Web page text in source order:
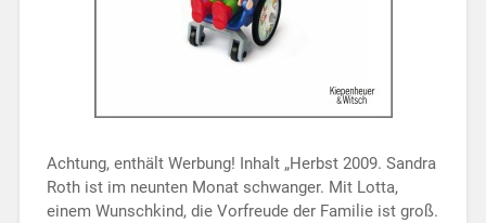
Achtung, enthält Werbung! Inhalt „Herbst 2009. Sandra
Roth ist im neunten Monat schwanger. Mit Lotta,
einem Wunschkind, die Vorfreude der Familie ist groß.